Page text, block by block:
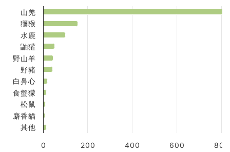
View as data table, Chart
The chart has 1 X axis displaying categories.
The chart has 1 Y axis displaying 資料累積筆數(萬).
0 200 400 600 800
山羌
獼猴
水鹿
鼬獾
野山羊
野豬
白鼻心
食蟹獴
松鼠
麝香貓
其他